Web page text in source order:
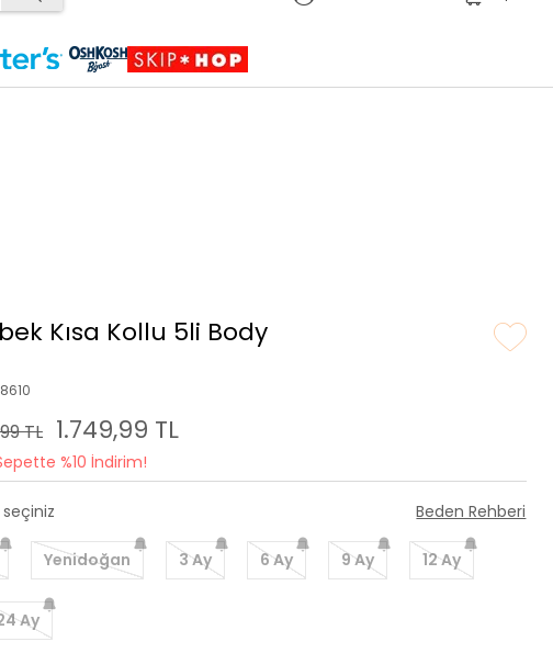
Kısa Kollu 5li Body
TL 1.749,99 TL
%10 İndirim!
Beden Rehberi
Yenidoğan 3 Ay 6 Ay 9 Ay 12 Ay
Ay